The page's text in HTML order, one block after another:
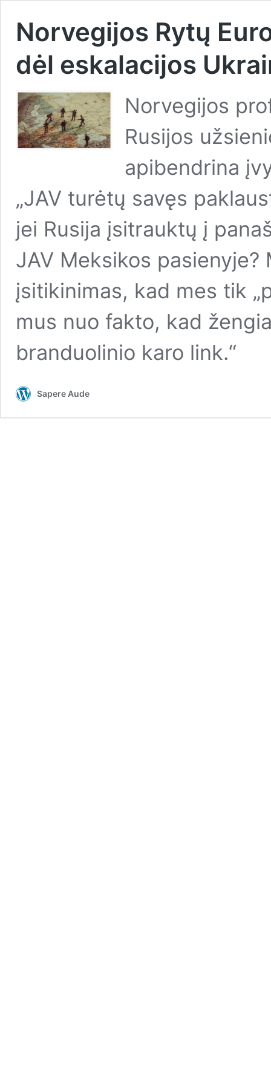
Norvegijos Rytų
dėl eskalacijos
Norvegijos
Rusijos
apibendrina
„JAV turėtų savęs
jei Rusija įsitrauktų į
JAV Meksikos
įsitikinimas, kad mes tik
mus nuo fakto, kad
branduolinio karo link.“
Sapere Aude